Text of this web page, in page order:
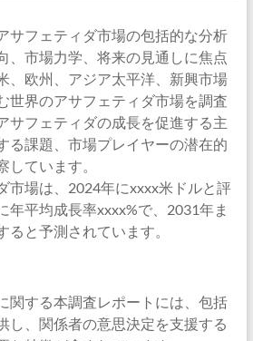
サフェティダ市場の包括的な分析
、市場力学、将来の見通しに焦点
、欧州、アジア太平洋、新興市場
世界のアサフェティダ市場を調査
サフェティダの成長を促進する主
る課題、市場プレイヤーの潜在的
しています。
市場は、2024年にxxxx米ドルと評
年平均成長率xxxx%で、2031年ま
ると予測されています。
関する本調査レポートには、包括
し、関係者の意思決定を支援する